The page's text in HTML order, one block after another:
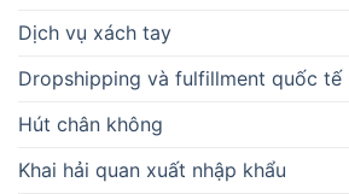
Dịch vụ xách tay
Dropshipping và fulfillment quốc tế
Hút chân không
Khai hải quan xuất nhập khẩu